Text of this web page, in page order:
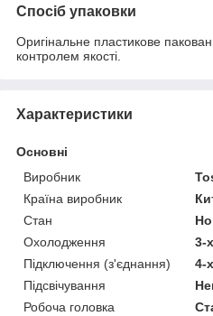
Спосіб упаковки
Оригінальне пластикове
контролем якості.
Характеристики
Основні
Виробник
Країна виробник
Стан
Охолодження
3-
Підключення (з'єднання)
4-
Підсвічування
Робоча головка